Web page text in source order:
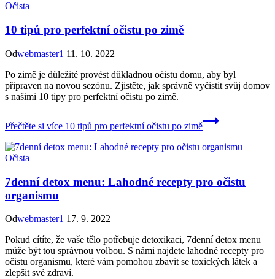
Očista
10 tipů pro perfektní očistu po zimě
Odwebmaster1 11. 10. 2022
Po zimě je důležité provést důkladnou očistu domu, aby byl
připraven na novou sezónu. Zjistěte, jak správně vyčistit svůj domov
s našimi 10 tipy pro perfektní očistu po zimě.
Přečtěte si více 10 tipů pro perfektní očistu po zimě
Očista
7denní detox menu: Lahodné recepty pro očistu
organismu
Odwebmaster1 17. 9. 2022
Pokud cítíte, že vaše tělo potřebuje detoxikaci, 7denní detox menu
může být tou správnou volbou. S námi najdete lahodné recepty pro
očistu organismu, které vám pomohou zbavit se toxických látek a
zlepšit své zdraví.